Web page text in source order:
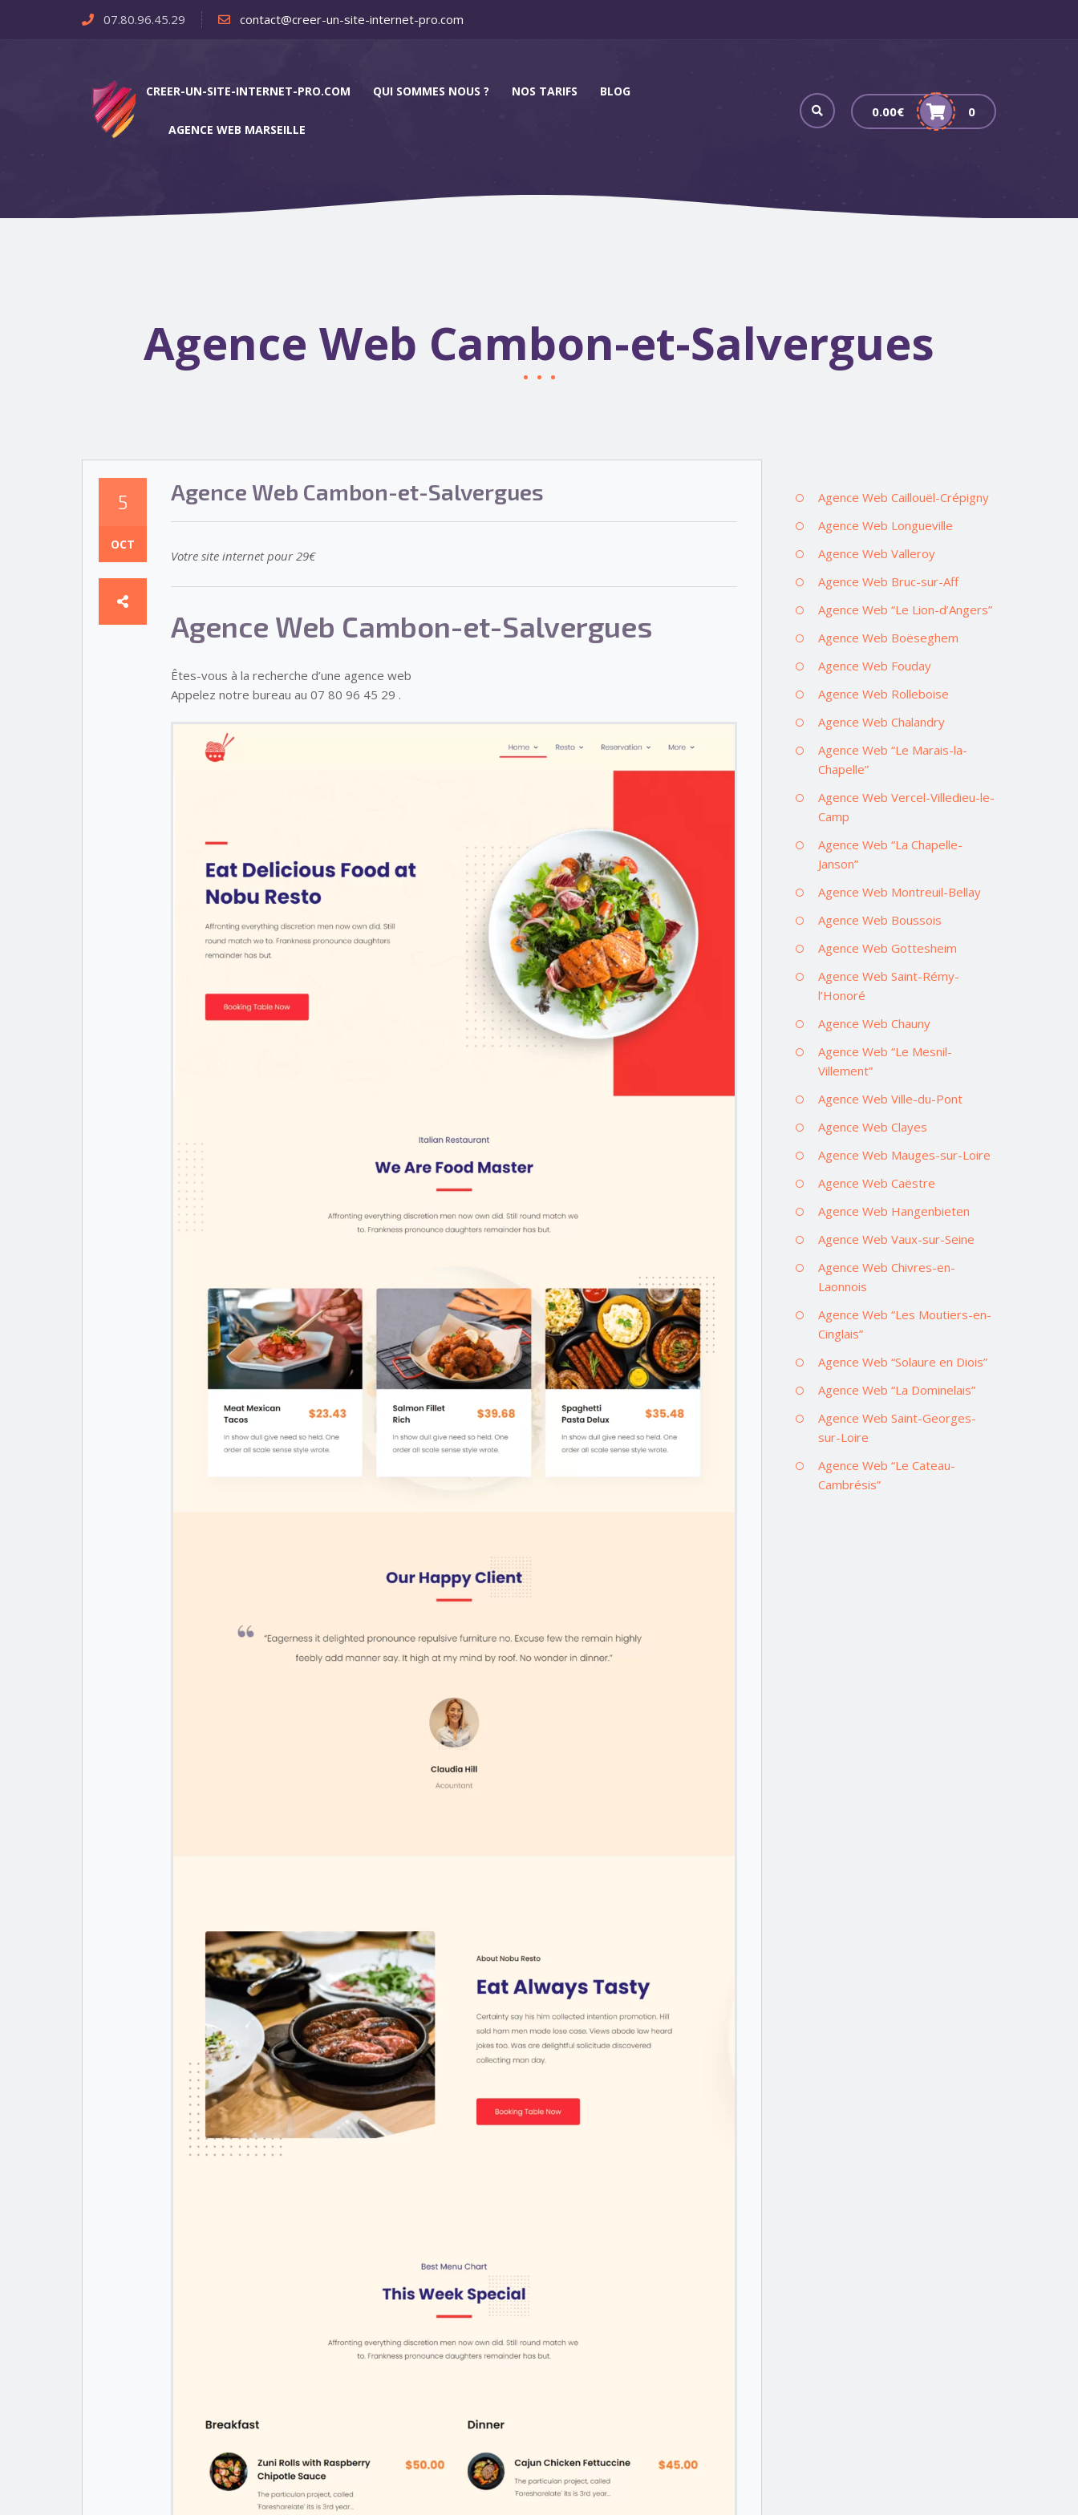
07.80.96.45.29 contact@creer-un-site-internet-pro.com
CREER-UN-SITE-INTERNET-PRO.COM QUI SOMMES NOUS ? NOS TARIFS BLOG
AGENCE WEB MARSEILLE
0.00€ 0
Agence Web Cambon-et-Salvergues
5
OCT
Agence Web Cambon-et-Salvergues
Votre site internet pour 29€
Agence Web Cambon-et-Salvergues
Êtes-vous à la recherche d’une agence web
Appelez notre bureau au 07 80 96 45 29 .
Agence Web Caillouël-Crépigny
Agence Web Longueville
Agence Web Valleroy
Agence Web Bruc-sur-Aff
Agence Web “Le Lion-d’Angers”
Agence Web Boëseghem
Agence Web Fouday
Agence Web Rolleboise
Agence Web Chalandry
Agence Web “Le Marais-la-
Chapelle”
Agence Web Vercel-Villedieu-le-
Camp
Agence Web “La Chapelle-
Janson”
Agence Web Montreuil-Bellay
Agence Web Boussois
Agence Web Gottesheim
Agence Web Saint-Rémy-
l’Honoré
Agence Web Chauny
Agence Web “Le Mesnil-
Villement”
Agence Web Ville-du-Pont
Agence Web Clayes
Agence Web Mauges-sur-Loire
Agence Web Caëstre
Agence Web Hangenbieten
Agence Web Vaux-sur-Seine
Agence Web Chivres-en-
Laonnois
Agence Web “Les Moutiers-en-
Cinglais”
Agence Web “Solaure en Diois”
Agence Web “La Dominelais”
Agence Web Saint-Georges-
sur-Loire
Agence Web “Le Cateau-
Cambrésis”